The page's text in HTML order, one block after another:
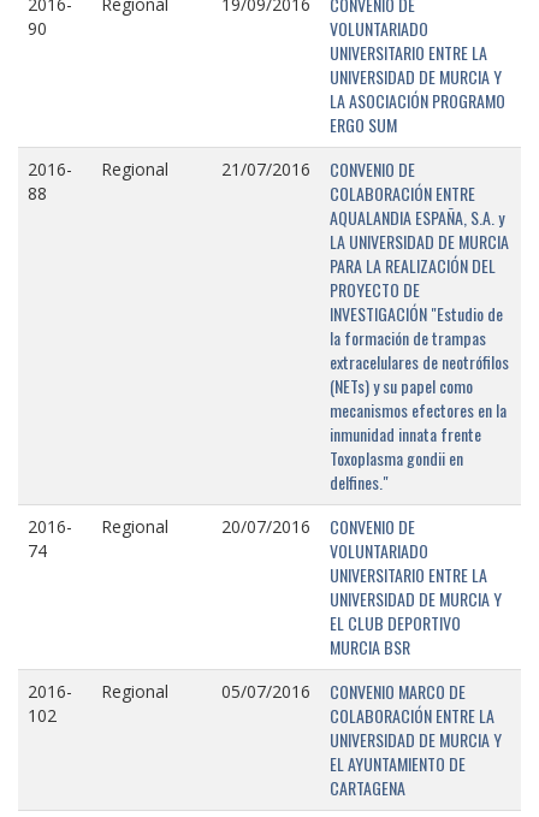
90
VOLUNTARIADO
UNIVERSITARIO ENTRE LA
UNIVERSIDAD DE MURCIA Y
LA ASOCIACIÓN PROGRAMO
ERGO SUM
2016-
88
Regional 21/07/2016
CONVENIO DE
COLABORACIÓN ENTRE
AQUALANDIA ESPAÑA, S.A. y
LA UNIVERSIDAD DE MURCIA
PARA LA REALIZACIÓN DEL
PROYECTO DE
INVESTIGACIÓN "Estudio de
la formación de trampas
extracelulares de neotrófilos
(NETs) y su papel como
mecanismos efectores en la
inmunidad innata frente
Toxoplasma gondii en
delfines."
2016-
74
Regional 20/07/2016
CONVENIO DE
VOLUNTARIADO
UNIVERSITARIO ENTRE LA
UNIVERSIDAD DE MURCIA Y
EL CLUB DEPORTIVO
MURCIA BSR
2016-
102
Regional 05/07/2016
CONVENIO MARCO DE
COLABORACIÓN ENTRE LA
UNIVERSIDAD DE MURCIA Y
EL AYUNTAMIENTO DE
CARTAGENA